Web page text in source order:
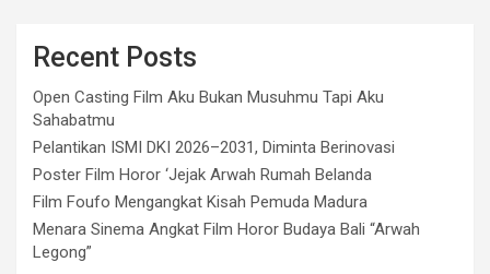
Recent Posts
Open Casting Film Aku Bukan Musuhmu Tapi Aku
Sahabatmu
Pelantikan ISMI DKI 2026–2031, Diminta Berinovasi
Poster Film Horor ‘Jejak Arwah Rumah Belanda
Film Foufo Mengangkat Kisah Pemuda Madura
Menara Sinema Angkat Film Horor Budaya Bali “Arwah
Legong”